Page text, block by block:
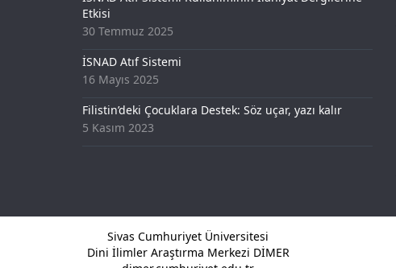
Etkisi
30 Temmuz 2025
İSNAD Atıf Sistemi
16 Mayıs 2025
Filistin’deki Çocuklara Destek: Söz uçar, yazı kalır
5 Kasım 2023
Sivas Cumhuriyet Üniversitesi
Dini İlimler Araştırma Merkezi DİMER